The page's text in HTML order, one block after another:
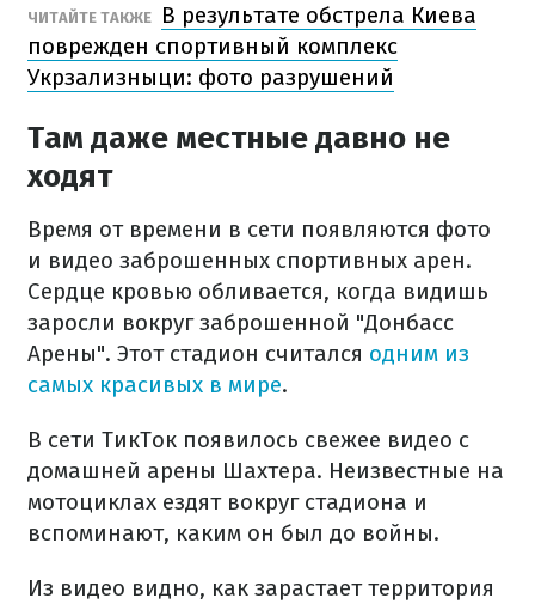
ЧИТАЙТЕ ТАКЖЕ
В результате обстрела Киева
поврежден спортивный комплекс
Укрзализныци: фото разрушений
Там даже местные давно не
ходят
Время от времени в сети появляются фото
и видео заброшенных спортивных арен.
Сердце кровью обливается, когда видишь
заросли вокруг заброшенной "Донбасс
Арены". Этот стадион считался одним из
самых красивых в мире.
В сети ТикТок появилось свежее видео с
домашней арены Шахтера. Неизвестные на
мотоциклах ездят вокруг стадиона и
вспоминают, каким он был до войны.
Из видео видно, как зарастает территория